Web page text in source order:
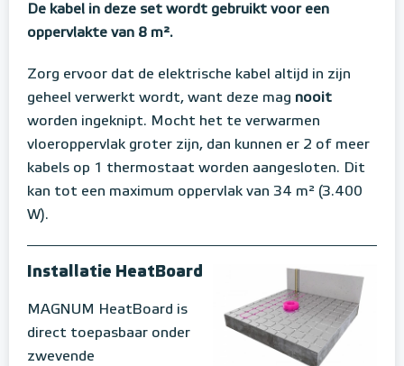
De kabel in deze set wordt gebruikt voor een
oppervlakte van 8 m².
Zorg ervoor dat de elektrische kabel altijd in zijn
geheel verwerkt wordt, want deze mag nooit
worden ingeknipt. Mocht het te verwarmen
vloeroppervlak groter zijn, dan kunnen er 2 of meer
kabels op 1 thermostaat worden aangesloten. Dit
kan tot een maximum oppervlak van 34 m² (3.400
W).
Installatie HeatBoard
MAGNUM HeatBoard is
direct toepasbaar onder
zwevende